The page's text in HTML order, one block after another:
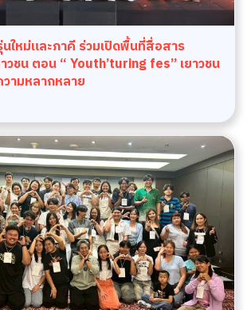
ใหม่และภาคี ร่วมเปิดพื้นที่สื่อสาร
วชน ตอน “ Youth’turing fes” เยาวชน
ามหลากหลาย